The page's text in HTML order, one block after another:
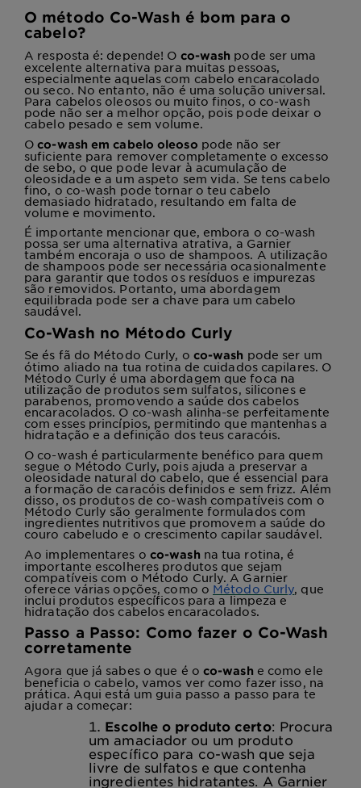
O método Co-Wash é bom para o
cabelo?
A resposta é: depende! O co-wash pode ser uma
excelente alternativa para muitas pessoas,
especialmente aquelas com cabelo encaracolado
ou seco. No entanto, não é uma solução universal.
Para cabelos oleosos ou muito finos, o co-wash
pode não ser a melhor opção, pois pode deixar o
cabelo pesado e sem volume.
Oco-wash em cabelo oleoso pode não ser
suficiente para remover completamente o excesso
de sebo, o que pode levar à acumulação de
oleosidade e a um aspeto sem vida. Se tens cabelo
fino, o co-wash pode tornar o teu cabelo
demasiado hidratado, resultando em falta de
volume e movimento.
É importante mencionar que, embora o co-wash
possa ser uma alternativa atrativa, a Garnier
também encoraja o uso de shampoos. A utilização
de shampoos pode ser necessária ocasionalmente
para garantir que todos os resíduos e impurezas
são removidos. Portanto, uma abordagem
equilibrada pode ser a chave para um cabelo
saudável.
Co-Wash no Método Curly
Se és fã do Método Curly, o co-wash pode ser um
ótimo aliado na tua rotina de cuidados capilares. O
Método Curly é uma abordagem que foca na
utilização de produtos sem sulfatos, silicones e
parabenos, promovendo a saúde dos cabelos
encaracolados. O co-wash alinha-se perfeitamente
com esses princípios, permitindo que mantenhas a
hidratação e a definição dos teus caracóis.
O co-wash é particularmente benéfico para quem
segue o Método Curly, pois ajuda a preservar a
oleosidade natural do cabelo, que é essencial para
a formação de caracóis definidos e sem frizz. Além
disso, os produtos de co-wash compatíveis com o
Método Curly são geralmente formulados com
ingredientes nutritivos que promovem a saúde do
couro cabeludo e o crescimento capilar saudável.
Ao implementares o co-wash na tua rotina, é
importante escolheres produtos que sejam
compatíveis com o Método Curly. A Garnier
oferece várias opções, como o Método Curly, que
inclui produtos específicos para a limpeza e
hidratação dos cabelos encaracolados.
Passo a Passo: Como fazer o Co-Wash
corretamente
Agora que já sabes o que é o co-wash e como ele
beneficia o cabelo, vamos ver como fazer isso, na
prática. Aqui está um guia passo a passo para te
ajudar a começar:
Escolhe o produto certo: Procura
um amaciador ou um produto
específico para co-wash que seja
livre de sulfatos e que contenha
ingredientes hidratantes. A Garnier